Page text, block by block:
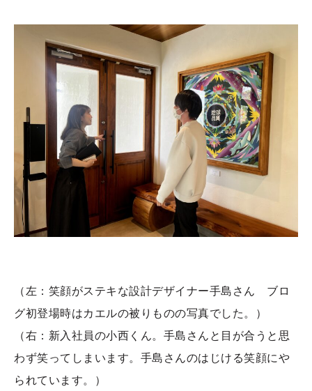
（左：笑顔がステキな設計デザイナー手島さん ブロ
グ初登場時はカエルの被りものの写真でした。）
（右：新入社員の小西くん。手島さんと目が合うと思
わず笑ってしまいます。手島さんのはじける笑顔にや
られています。）